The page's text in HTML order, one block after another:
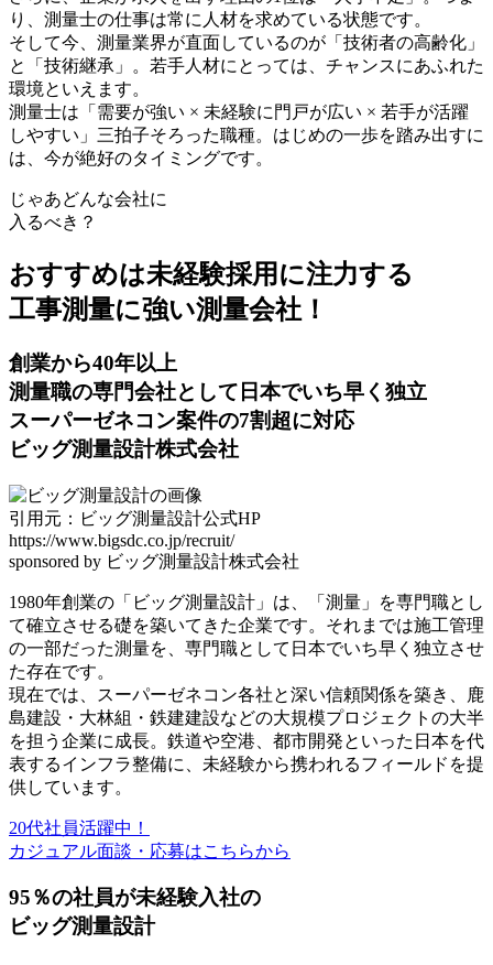
り、測量士の仕事は常に人材を求めている状態です。
そして今、測量業界が直面しているのが 「技術者の高齢化」
と「技術継承」
。若手人材にとっては、チャンスにあふれた
環境といえます。
測量士は「需要が強い × 未経験に門戸が広い × 若手が活躍
しやすい」三拍子そろった職種。はじめの一歩を踏み出すに
は、今が絶好のタイミングです。
じゃあどんな会社に
入るべき？
おすすめは未経験採用に注力する
工事測量に強い測量会社！
創業から40年以上
測量職の専門会社として日本でいち早く独立
スーパーゼネコン案件の7割超に対応
ビッグ測量設計株式会社
引用元：ビッグ測量設計公式HP
https://www.bigsdc.co.jp/recruit/
sponsored by ビッグ測量設計株式会社
1980年創業の「ビッグ測量設計」は、
「測量」を専門職とし
て確立させる礎を築いてきた企業です。それまでは施工管理
の一部だった測量を、専門職として日本でいち早く独立させ
た存在です。
現在では、スーパーゼネコン各社と深い信頼関係を築き、
鹿
島建設・大林組・鉄建建設などの大規模プロジェクトの大半
を担う 企業に成長。鉄道や空港、都市開発といった日本を代
表するインフラ整備に、未経験から携われるフィールドを提
供しています。
20代社員活躍中！
カジュアル面談・応募はこちらから
95％の社員が未経験入社の
ビッグ測量設計